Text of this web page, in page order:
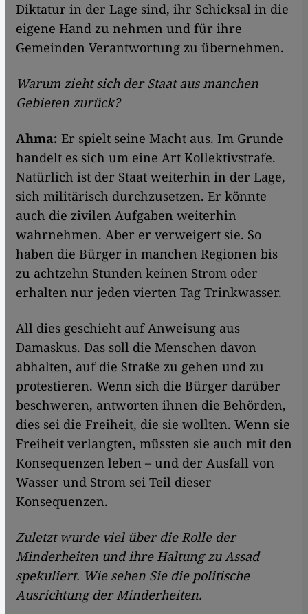
Diktatur in der Lage sind, ihr Schicksal in die
eigene Hand zu nehmen und für ihre
Gemeinden Verantwortung zu übernehmen.
Warum zieht sich der Staat aus manchen
Gebieten zurück?
Ahma: Er spielt seine Macht aus. Im Grunde
handelt es sich um eine Art Kollektivstrafe.
Natürlich ist der Staat weiterhin in der Lage,
sich militärisch durchzusetzen. Er könnte
auch die zivilen Aufgaben weiterhin
wahrnehmen. Aber er verweigert sie. So
haben die Bürger in manchen Regionen bis
zu achtzehn Stunden keinen Strom oder
erhalten nur jeden vierten Tag Trinkwasser.
All dies geschieht auf Anweisung aus
Damaskus. Das soll die Menschen davon
abhalten, auf die Straße zu gehen und zu
protestieren. Wenn sich die Bürger darüber
beschweren, antworten ihnen die Behörden,
dies sei die Freiheit, die sie wollten. Wenn sie
Freiheit verlangten, müssten sie auch mit den
Konsequenzen leben – und der Ausfall von
Wasser und Strom sei Teil dieser
Konsequenzen.
Zuletzt wurde viel über die Rolle der
Minderheiten und ihre Haltung zu Assad
spekuliert. Wie sehen Sie die politische
Ausrichtung der Minderheiten.